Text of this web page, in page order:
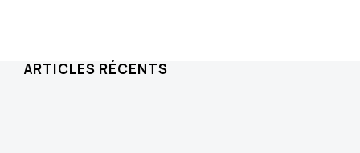
ARTICLES RÉCENTS